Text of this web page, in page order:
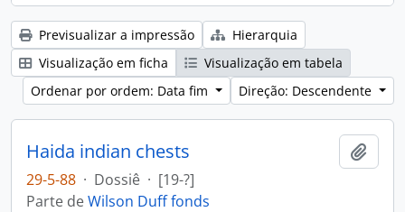
Previsualizar a impressão
Hierarquia
Visualização em ficha
Visualização em tabela
Ordenar por ordem: Data fim
Direção: Descendente
Haida indian chests
29-5-88 · Dossiê · [19-?]
Parte deWilson Duff fonds